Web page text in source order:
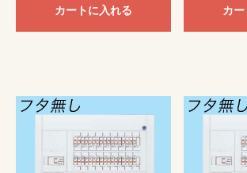
カートに入れる カ